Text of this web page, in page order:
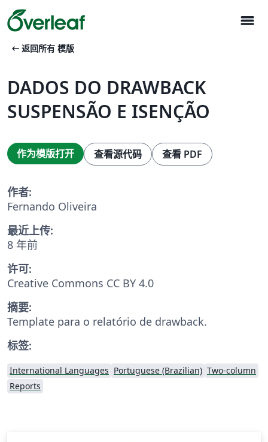
menu
arrow_left_alt 返回所有 模版
DADOS DO DRAWBACK
SUSPENSÃO E ISENÇÃO
作为模版打开 查看源代码 查看 PDF
作者:
Fernando Oliveira
最近上传:
8 年前
许可:
Creative Commons CC BY 4.0
摘要:
Template para o relatório de drawback.
标签:
International Languages Portuguese (Brazilian) Two-column
Reports